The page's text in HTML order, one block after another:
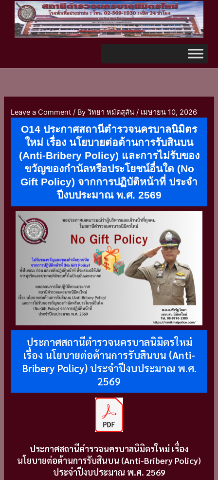
content
Leave a Comment / Byวิทยา หมัดสุสัน/ เมษายน 10, 2026
O14 ประกาศสถานีตำรวจนครบาลนิมิตร
ใหม่ เรื่อง นโยบายต่อต้านการรับสินบน
(Anti-Bribery Policy) และการไม่รับของ
ขวัญของกำนัลหรือประโยชน์อื่นใด (No
Gift Policy) จากการปฏิบัติหน้าที่ ประจำ
ปีงบประมาณ พ.ศ. 2569
ประกาศสถานีตำรวจนครบาลนิมิตรใหม่
เรื่อง นโยบายต่อต้านการรับสินบน (Anti-
Bribery Policy) ประจำปีงบประมาณ พ.ศ.
2569
ประกาศสถานีตำรวจนครบาลนิมิตรใหม่ เรื่อง
นโยบายต่อต้านการรับสินบน (Anti-Bribery Policy)
ประจำปีงบประมาณ พ.ศ. 2569
TikTok